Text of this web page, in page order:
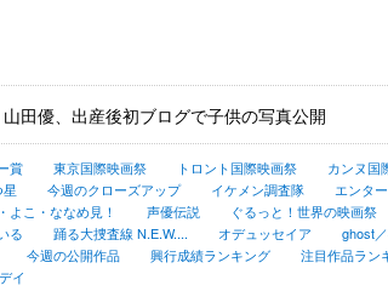
山田優、出産後初ブログで子供の写真公開
賞 東京国際映画祭 トロント国際映画祭 カンヌ国
今週のクローズアップ イケメン調査隊 エンタ
よこ・ななめ見！
声優伝説 ぐるっと！世界の映画祭
る 踊る大捜査線 N.E.W.... オデュッセイア ghost
今週の公開作品 興行成績ランキング 注目作品ラン
イ